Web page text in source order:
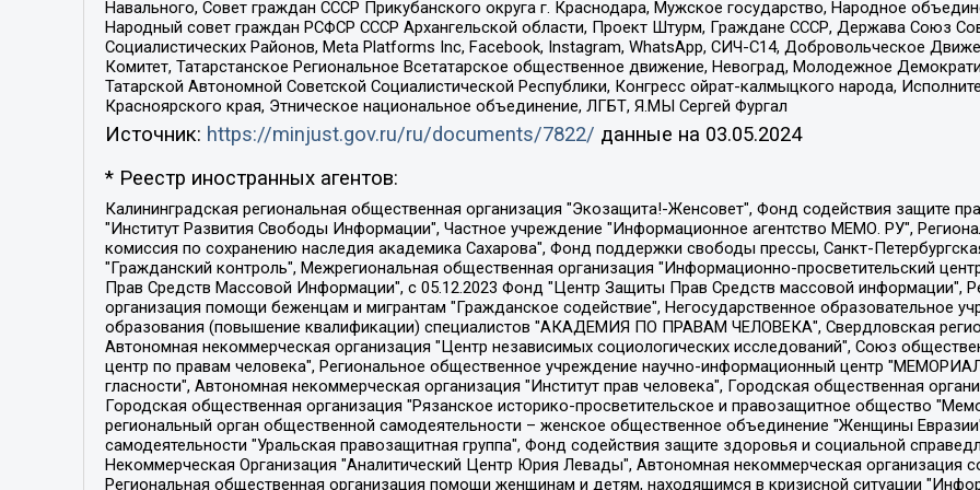
Навального, Совет граждан СССР Прикубанского округа г. Краснодара, Мужское государство, Народное
Народный совет граждан РСФСР СССР Архангельской области, Проект Штурм, Граждане СССР, Держава Союз
Социалистических Районов, Meta Platforms Inc, Facebook, Instagram, WhatsApp, СИЧ-С14, Добровольческое
Комитет, Татарстанское Региональное Всетатарское общественное движение, Невоград, Молодежное
Татарской Автономной Советской Социалистической Республики, Конгресс ойрат-калмыцкого народа,
Красноярского края, Этническое национальное объединение, ЛГБТ, Я.МЫ Сергей Фургал
Источник: https://minjust.gov.ru/ru/documents/7822/ данные на 03.05.2024
* Реестр иностранных агентов:
Калининградская региональная общественная организация "Экозащита!-Женсовет", Фонд содействия защите прав и свобод граждан "Общественный вердикт", Фонд "Институт Развития Свободы Информации", Частное учреждение "Информационное агентство МЕМО. РУ", Региональная общественная организация "Общественная комиссия по сохранению наследия академика Сахарова", Фонд поддержки свободы прессы, Санкт-Петербургская общественная правозащитная организация "Гражданский контроль", Межрегиональная общественная организация "Информационно-просветительский центр "Мемориал", Региональный Фонд "Центр Защиты Прав Средств Массовой Информации", с 05.12.2023 Фонд "Центр Защиты Прав Средств массовой информации", Региональная общественная благотворительная организация помощи беженцам и мигрантам "Гражданское содействие", Негосударственное образовательное учреждение дополнительного профессионального образования (повышение квалификации) специалистов "АКАДЕМИЯ ПО ПРАВАМ ЧЕЛОВЕКА", Свердловская региональная общественная организация "Сутяжник", Автономная некоммерческая организация "Центр независимых социологических исследований", Союз общественных объединений "Российский исследовательский центр по правам человека", Региональное общественное учреждение научно-информационный центр "МЕМОРИАЛ", Некоммерческая организация "Фонд защиты гласности", Автономная некоммерческая организация "Институт прав человека", Городская общественная организация "Екатеринбургское общество "МЕМОРИАЛ", Городская общественная организация "Рязанское историко-просветительское и правозащитное общество "Мемориал" (Рязанский Мемориал), Челябинский региональный орган общественной самодеятельности – женское общественное объединение "Женщины Евразии", Челябинский региональный орган общественной самодеятельности "Уральская правозащитная группа", Фонд содействия защите здоровья и социальной справедливости имени Андрея Рылькова, Автономная Некоммерческая Организация "Аналитический Центр Юрия Левады", Автономная некоммерческая организация социальной поддержки населения "Проект Апрель", Региональная общественная организация помощи женщинам и детям, находящимся в кризисной ситуации "Информационно-методический центр "Анна", Фонд содействия развитию массовых коммуникаций и правовому просвещению "Так-так-Так", Фонд содействия устойчивому развитию "Серебряная тайга", Свердловский региональный общественный фонд социальных проектов "Новое время", "Idel.Реалии", Кавказ.Реалии, Крым.Реалии, Телеканал Настоящее Время, Татаро-башкирская служба Радио Свобода (Azatliq Radiosi), Радио Свободная Европа/Радио Свобода (PCE/PC), "Сибирь.Реалии", "Фактограф", Благотворительный фонд помощи осужденным и их семьям, Автономная некоммерческая организация "Институт глобализации и социальных движений", Фонд "В защиту прав заключенных", Частное учреждение "Центр поддержки и содействия развитию средств массовой информации", Пензенский региональный общественный благотворительный фонд "Гражданский союз", "Север.Реалии", Некоммерческая организация Фонд "Правовая инициатива", Общество с ограниченной ответственностью "Радио Свободная Европа/Радио Свобода", Чешское информационное агентство "MEDIUM-ORIENT", Красноярская региональная общественная организация "Мы против СПИДа", Камалягин Денис Николаевич, Маркелов Сергей Евгеньевич, Пономарев Лев Александрович, Савицкая Людмила Алексеевна, Автономная некоммерческая организация "Центр по работе с проблемой насилия "НАСИЛИЮ.НЕТ", Межрегиональный профессиональный союз работников здравоохранения "Альянс врачей", Юридическое лицо, зарегистрированное в Латвийской Республике, SIA "Medusa Project" (регистрационный номер 40103797863, дата регистрации 10.06.2014), Некоммерческая организация "Фонд по борьбе с коррупцией", Автономная некоммерческая организация "Институт права и публичной политики", Баданин Роман Сергеевич, Гликин Максим Александрович, Железнова Мария Михайловна, Лукьянова Юлия Сергеевна, Маетная Елизавета Витальевна, Маняхин Петр Борисович, Чуракова Ольга Владимировна, Ярош Юлия Петровна, Юридическое лицо "The Insider SIA", зарегистрированное в Риге, Латвийская Республика (дата регистрации 26.06.2015), являющееся администратором доменного имени интернет-издания "The Insider SIA", https://theins.ru, Постернак Алексей Евгеньевич, Рубин Михаил Аркадьевич, Анин Роман Александрович, Юридическое лицо Istories fonds, зарегистрированное в Латвийской Республике (регистрационный номер 50008295751, дата регистрации 24.02.2020), Великовский Дмитрий Александрович, Долинина Ирина Николаевна, Мароховская Алеся Алексеевна, Шлейнов Роман Юрьевич, Шмагун Олеся Валентиновна, Общество с ограниченной ответственностью "Альтаир 2021", Общество с ограниченной ответственностью "Вега 2021", Общество с ограниченной ответственностью "Главный редактор 2021", Общество с ограниченной ответственностью "Ромашки монолит", Важенков Артем Валерьевич, Ивановская областная общественная организация "Центр гендерных исследований", Гурман Юрий Альбертович, Медиапроект "ОВД-Инфо", Егоров Владимир Владимирович, Жилинский Владимир Александрович, Общество с ограниченной ответственностью "ЗП", Иванова София Юрьевна, Карезина Инна Павловна, Кильтау Екатерина Викторовна, Петров Алексей Викторович, Пискунов Сергей Евгеньевич, Смирнов Сергей Сергеевич, Тихонов Михаил Сергеевич, Общество с ограниченной ответственностью "ЖУРНАЛИСТ-ИНОСТРАННЫЙ АГЕНТ", Арапова Галина Юрьевна, Вольтская Татьяна Анатольевна, Американская компания "Mason G.E.S. Anonymous Foundation" (США), являющаяся владельцем интернет-издания https://mnews.world/, Компания "Stichting Bellingcat", зарегистрированная в Нидерландах (дата регистрации 11.07.2018), Захаров Андрей Вячеславович, Клепиковская Екатерина Дмитриевна, Общество с ограниченной ответственностью "МЕМО", Перл Роман Александрович, Симонов Евгений Алексеевич, Соловьева Елена Анатольевна, Сотников Даниил Владимирович, Сурначева Елизавета Дмитриевна, Автономная некоммерческая организация по защите прав человека и информированию населения "Якутия – Наше Мнение", Общество с ограниченной ответственностью "Москоу диджитал медиа", с 26.01.2023 Общество с ограниченной ответственностью "Чайка Белые сады", Ветошкина Валерия Валерьевна, Заговора Максим Александрович, Межрегиональное общественное движение "Российская ЛГБТ - сеть", Оленичев Максим Владимирович, Павлов Иван Юрьевич, Скворцова Елена Сергеевна, Общество с ограниченной ответственностью "Как бы инагент", Кочетков Игорь Викторович, Общество с ограниченной ответственностью "Честные выборы", Еланчик Олег Александрович, Общество с ограниченной ответственностью "Нобелевский призыв", Гималова Регина Эмилевна, Григорьев Андрей Валерьевич, Григорьева Алина Александровна, Ассоциация по содействию защите прав призывников, альтернативнослужащих и военнослужащих "Правозащитная группа